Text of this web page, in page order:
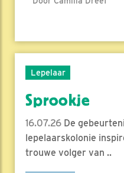
Lepelaar
Sprookje
16.07.26 De
lepelaarskolonie
trouwe volger van ..